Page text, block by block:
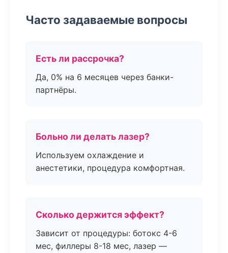
Часто задаваемые вопросы
Есть ли рассрочка?
Да, 0% на 6 месяцев через банки-
партнёры.
Больно ли делать лазер?
Используем охлаждение и
анестетики, процедура комфортная.
Сколько держится эффект?
Зависит от процедуры: ботокс 4-6
мес, филлеры 8-18 мес, лазер —